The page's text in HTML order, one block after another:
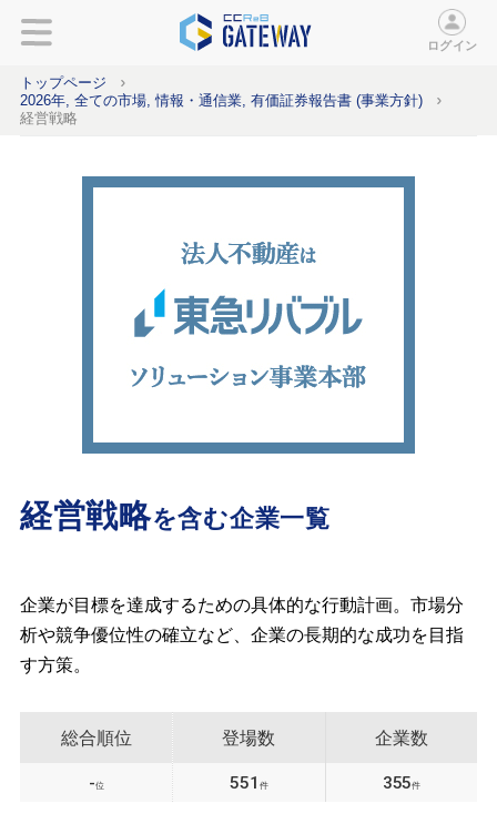
ログイン
トップページ
2026年, 全ての市場, 情報・通信業, 有価証券報告書 (事業方針)
経営戦略
経営戦略を含む企業一覧
企業が目標を達成するための具体的な行動計画。市場分
析や競争優位性の確立など、企業の長期的な成功を目指
す方策。
総合順位
-位
登場数
551 件
企業数
355件